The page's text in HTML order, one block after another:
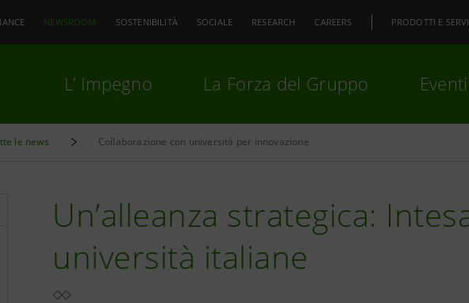
NEWSROOM SOSTENIBILITÀ SOCIALE RESEARCH CAREERS PRODOTTI E
L’ Impegno La Forza del Gruppo
le news Collaborazione con università per innovazione
Un’alleanza strategica:
università italiane